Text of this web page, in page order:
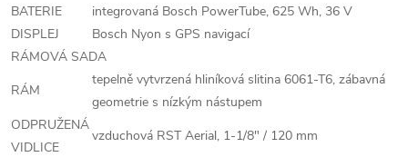
BATERIE
integrovaná Bosch PowerTube, 625 Wh, 36 V
DISPLEJ
Bosch Nyon s GPS navigací
RÁMOVÁ SADA
RÁM
tepelně vytvrzená hliníková slitina 6061-T6, zábavná
geometrie s nízkým nástupem
ODPRUŽENÁ
VIDLICE
vzduchová RST Aerial, 1-1/8" / 120 mm